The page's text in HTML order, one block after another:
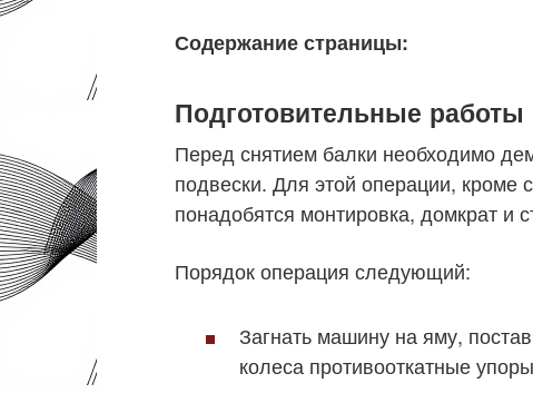
Содержание страницы:
Подготовительные работы
Перед снятием балки необходимо
подвески. Для этой операции, кроме
понадобятся монтировка, домкрат и
Порядок операция следующий:
Загнать машину на яму,
колеса противооткатные